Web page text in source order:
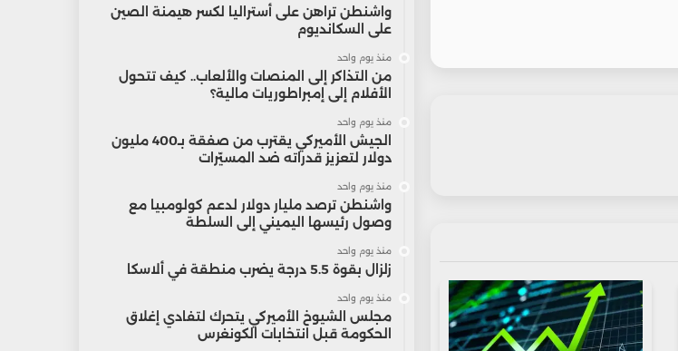
واشنطن تراهن على أستراليا لكسر هيمنة الصين
على السكانديوم
منذ يوم واحد
من التذاكر إلى المنصات والألعاب.. كيف تتحول
الأفلام إلى إمبراطوريات مالية؟
منذ يوم واحد
الجيش الأميركي يقترب من صفقة بـ400 مليون
دولار لتعزيز قدراته ضد المسيّرات
منذ يوم واحد
واشنطن ترصد مليار دولار لدعم كولومبيا مع
وصول رئيسها اليميني إلى السلطة
منذ يوم واحد
زلزال بقوة 5.5 درجة يضرب منطقة في ألاسكا
منذ يوم واحد
مجلس الشيوخ الأميركي يتحرك لتفادي إغلاق
الحكومة قبل انتخابات الكونغرس